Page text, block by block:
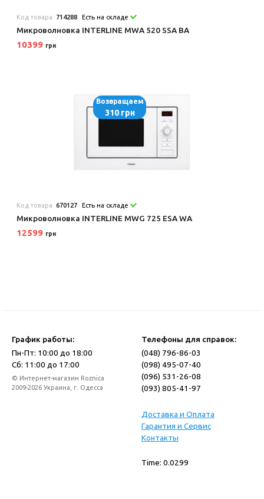
Код товара: 714288 Есть на складе
Микроволновка INTERLINE MWA 520 SSA BA
10399 грн
Возвращаем
310 грн
Код товара:670127 Есть на складе
Микроволновка INTERLINE MWG 725 ESA WA
12599 грн
График работы:
Пн-Пт: 10:00 до 18:00
Сб: 11:00 до 17:00
© Интернет-магазин Roznica
2009-2026 Украина, г. Одесса
Телефоны для справок:
(048) 796-86-03
(098) 495-07-40
(096) 531-26-08
(093) 805-41-97
Доставка и Оплата
Гарантия и Сервис
Контакты
Time: 0.0299